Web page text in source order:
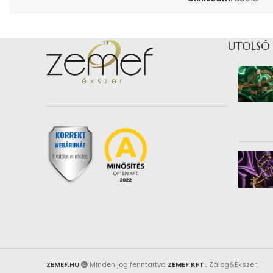
ZEMEF.HU Minden jog fenntartva ZEMEF KFT.. Zálog&Ékszer.